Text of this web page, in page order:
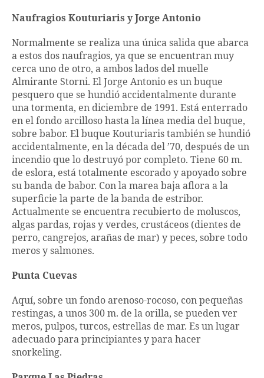
Naufragios Kouturiaris y Jorge Antonio
Normalmente se realiza una única salida que abarca
a estos dos naufragios, ya que se encuentran muy
cerca uno de otro, a ambos lados del muelle
Almirante Storni. El Jorge Antonio es un buque
pesquero que se hundió accidentalmente durante
una tormenta, en diciembre de 1991. Está enterrado
en el fondo arcilloso hasta la línea media del buque,
sobre babor. El buque Kouturiaris también se hundió
accidentalmente, en la década del ’70, después de un
incendio que lo destruyó por completo. Tiene 60 m.
de eslora, está totalmente escorado y apoyado sobre
su banda de babor. Con la marea baja aflora a la
superficie la parte de la banda de estribor.
Actualmente se encuentra recubierto de moluscos,
algas pardas, rojas y verdes, crustáceos (dientes de
perro, cangrejos, arañas de mar) y peces, sobre todo
meros y salmones.
Punta Cuevas
Aquí, sobre un fondo arenoso-rocoso, con pequeñas
restingas, a unos 300 m. de la orilla, se pueden ver
meros, pulpos, turcos, estrellas de mar. Es un lugar
adecuado para principiantes y para hacer
snorkeling.